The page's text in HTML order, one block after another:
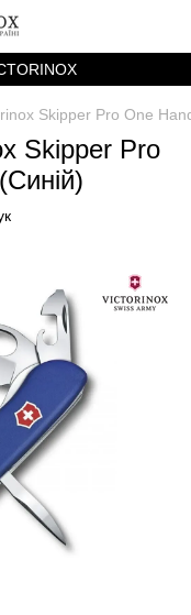
Skipper Pro One
Skipper Pro